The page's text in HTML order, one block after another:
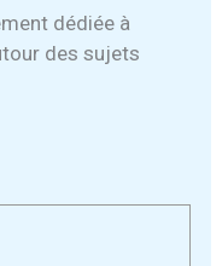
dédiée à
des sujets